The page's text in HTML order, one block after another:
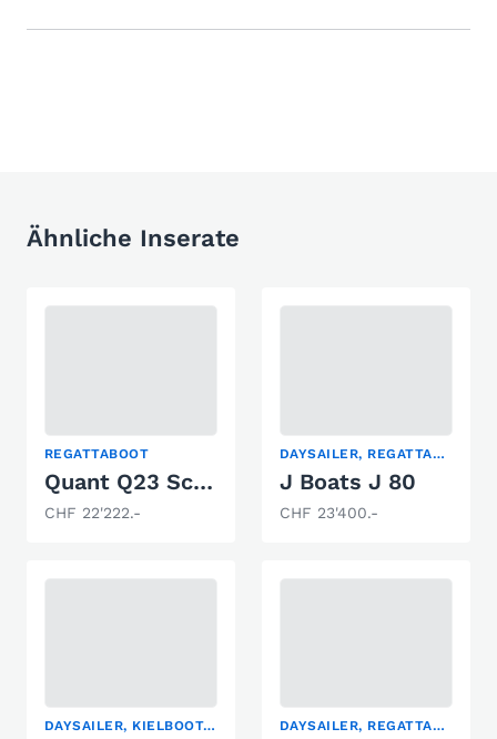
Ähnliche Inserate
REGATTABOOT
Quant Q23 Scow Foiler
CHF 22'222.-
DAYSAILER, REGATTABOOT
J Boats J 80
CHF 23'400.-
DAYSAILER, KIELBOOT, REGATTABOOT DAYSAILER, REGATTABOOT